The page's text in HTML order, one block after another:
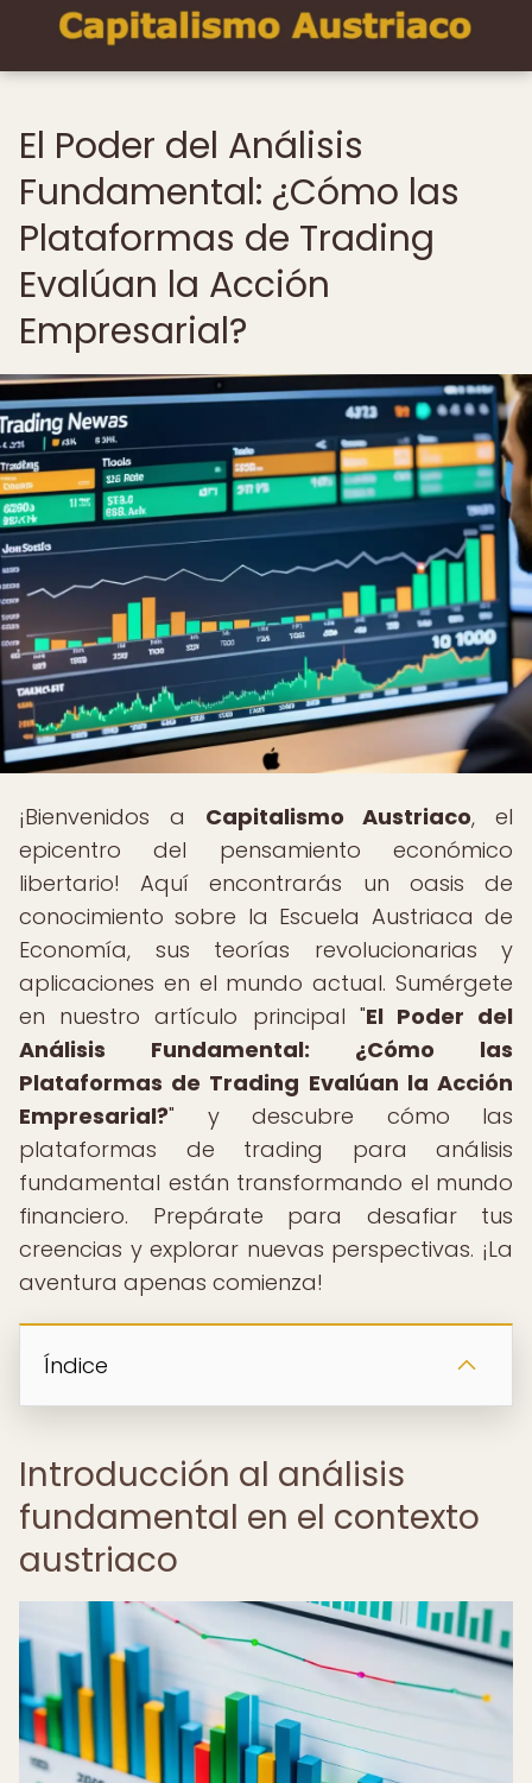
El Poder del Análisis
Fundamental: ¿Cómo las
Plataformas de Trading
Evalúan la Acción
Empresarial?
¡Bienvenidos a Capitalismo Austriaco, el
epicentro del pensamiento económico
libertario! Aquí encontrarás un oasis de
conocimiento sobre la Escuela Austriaca de
Economía, sus teorías revolucionarias y
aplicaciones en el mundo actual. Sumérgete
en nuestro artículo principal "El Poder del
Análisis Fundamental: ¿Cómo las
Plataformas de Trading Evalúan la Acción
Empresarial?" y descubre cómo las
plataformas de trading para análisis
fundamental están transformando el mundo
financiero. Prepárate para desafiar tus
creencias y explorar nuevas perspectivas. ¡La
aventura apenas comienza!
Índice
Introducción al análisis
fundamental en el contexto
austriaco